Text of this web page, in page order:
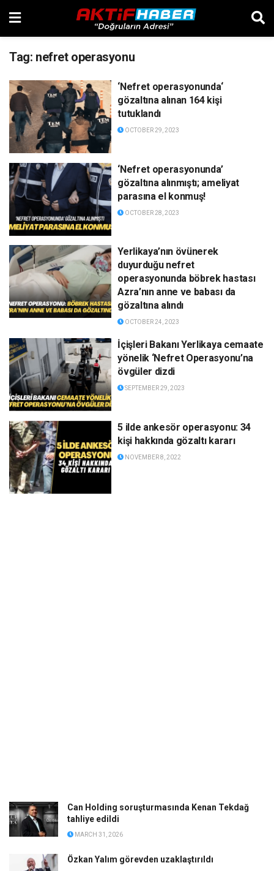
Tag: nefret operasyonu
‘Nefret operasyonunda‘
gözaltına alınan 164 kişi
tutuklandı
OCTOBER 29, 2023
‘Nefret operasyonunda’
gözaltına alınmıştı; ameliyat
parasına el konmuş!
OCTOBER 28, 2023
Yerlikaya’nın övünerek
duyurduğu nefret
operasyonunda böbrek hastası
Azra’nın anne ve babası da
gözaltına alındı
OCTOBER 24, 2023
İçişleri Bakanı Yerlikaya cemaate
yönelik ‘Nefret Operasyonu’na
övgüler dizdi
SEPTEMBER 29, 2023
5 ilde ankesör operasyonu: 34
kişi hakkında gözaltı kararı
NOVEMBER 8, 2022
Can Holding soruşturmasında Kenan Tekdağ
tahliye edildi
MARCH 31, 2026
Özkan Yalım görevden uzaklaştırıldı